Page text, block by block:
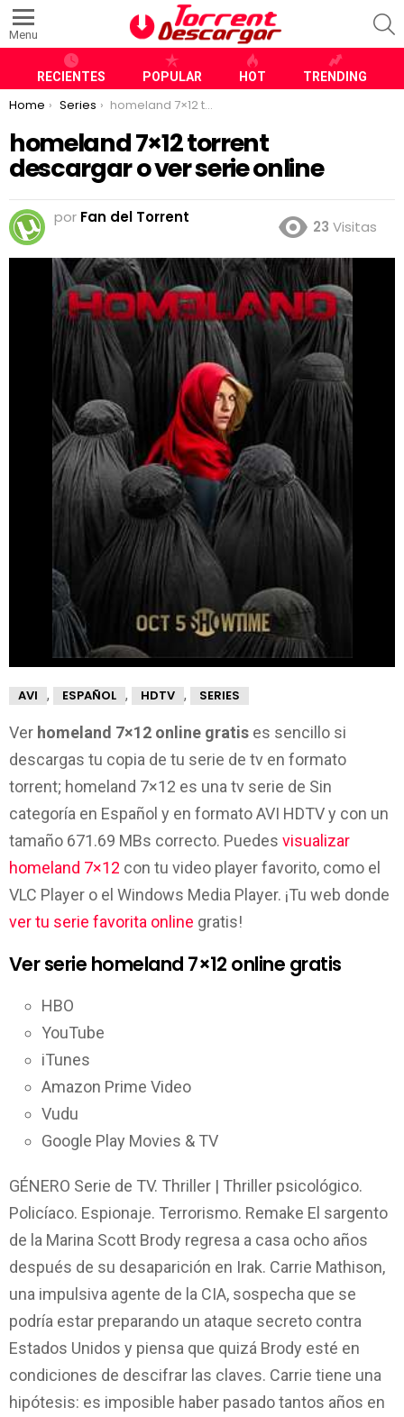
Menu
RECIENTES POPULAR HOT TRENDING
You are here:
Home Series homeland 7×12 torrent descargar o ver serie online
homeland 7×12 torrent
descargar o ver serie online
por Fan del Torrent
23 Visitas
AVI , ESPAÑOL , HDTV , SERIES
Ver homeland 7×12 online gratis es sencillo si
descargas tu copia de tu serie de tv en formato
torrent; homeland 7×12 es una tv serie de Sin
categoría en Español y en formato AVI HDTV y con un
tamaño 671.69 MBs correcto. Puedes visualizar
homeland 7×12 con tu video player favorito, como el
VLC Player o el Windows Media Player. ¡Tu web donde
ver tu serie favorita online gratis!
Ver serie homeland 7×12 online gratis
HBO
YouTube
iTunes
Amazon Prime Video
Vudu
Google Play Movies & TV
GÉNERO Serie de TV. Thriller | Thriller psicológico.
Policíaco. Espionaje. Terrorismo. Remake El sargento
de la Marina Scott Brody regresa a casa ocho años
después de su desaparición en Irak. Carrie Mathison,
una impulsiva agente de la CIA, sospecha que se
podría estar preparando un ataque secreto contra
Estados Unidos y piensa que quizá Brody esté en
condiciones de descifrar las claves. Carrie tiene una
hipótesis: es imposible haber pasado tantos años en